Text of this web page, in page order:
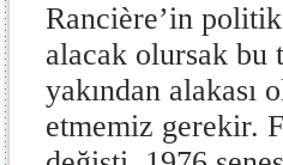
Rancière’in
alacak olursak
yakından alakası
etmemiz gerekir.